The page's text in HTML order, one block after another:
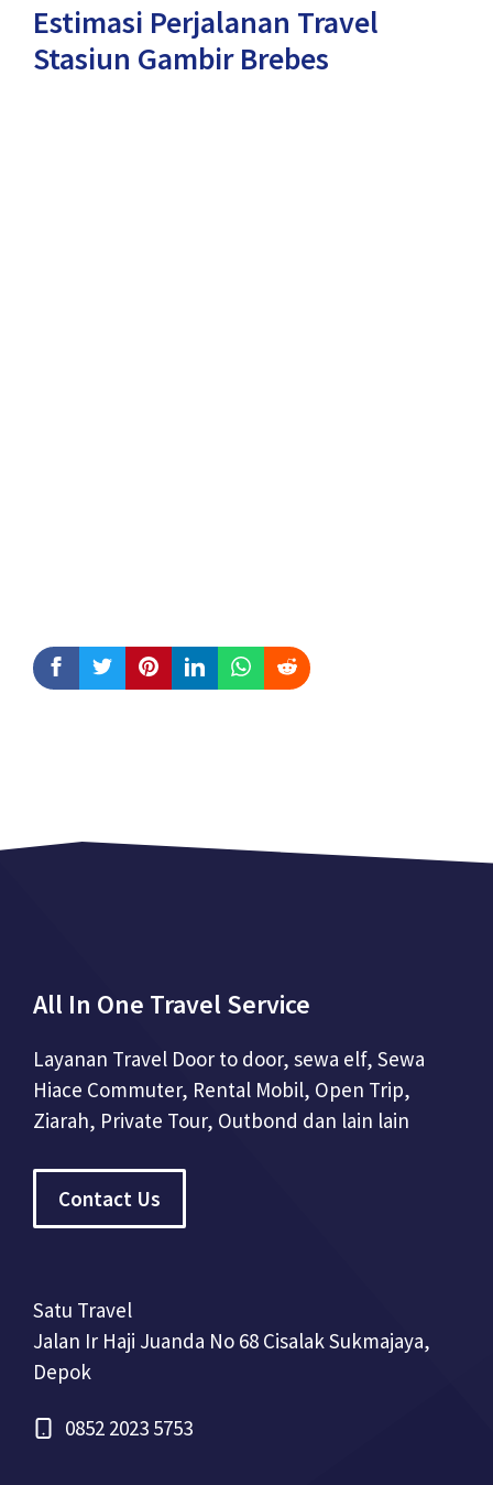
Estimasi Perjalanan Travel
Stasiun Gambir Brebes
All In One Travel Service
Layanan Travel Door to door, sewa elf, Sewa
Hiace Commuter, Rental Mobil, Open Trip,
Ziarah, Private Tour, Outbond dan lain lain
Contact Us
Satu Travel
Jalan Ir Haji Juanda No 68 Cisalak Sukmajaya,
Depok
0852 2023 5753